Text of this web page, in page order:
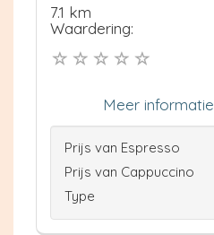
7.1 km
Waardering:
Meer informatie
Prijs van Espresso
Prijs van Cappuccino
Type